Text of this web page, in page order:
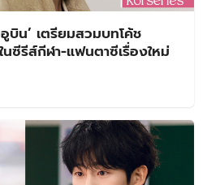
บิน’ เตรียมสวมบทโค้ช
ซีรีส์กีฬา-แฟนตาซีเรื่องใหม่